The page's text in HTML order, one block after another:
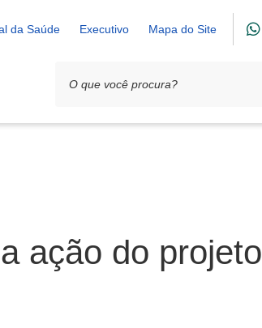
da Saúde Executivo Mapa do Site
ação do projeto